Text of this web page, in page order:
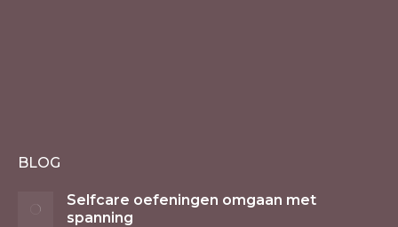
BLOG
Selfcare oefeningen omgaan met
spanning